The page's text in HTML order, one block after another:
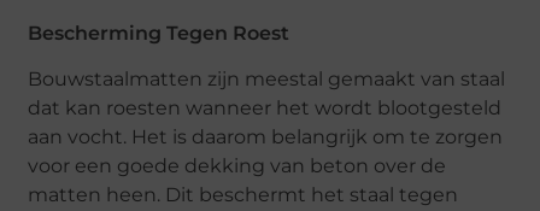
Bescherming Tegen Roest
Bouwstaalmatten zijn meestal gemaakt van staal
dat kan roesten wanneer het wordt blootgesteld
aan vocht. Het is daarom belangrijk om te zorgen
voor een goede dekking van beton over de
matten heen. Dit beschermt het staal tegen